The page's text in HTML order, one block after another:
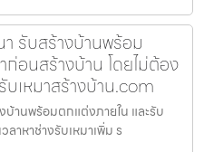
รับสร้างบ้านพร้อม
อนสร้างบ้าน โดยไม่ต้อง
บเหมาสร้างบ้าน.com
บ้านพร้อมตกแต่งภายใน และรับ
าหาช่างรับเหมาเพิ่ม ร